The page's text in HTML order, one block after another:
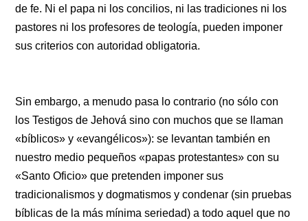
de fe. Ni el papa ni los concilios, ni las tradiciones ni los
pastores ni los profesores de teología, pueden imponer
sus criterios con autoridad obligatoria.
Sin embargo, a menudo pasa lo contrario (no sólo con
los Testigos de Jehová sino con muchos que se llaman
«bíblicos» y «evangélicos»): se levantan también en
nuestro medio pequeños «papas protestantes» con su
«Santo Oficio» que pretenden imponer sus
tradicionalismos y dogmatismos y condenar (sin pruebas
bíblicas de la más mínima seriedad) a todo aquel que no